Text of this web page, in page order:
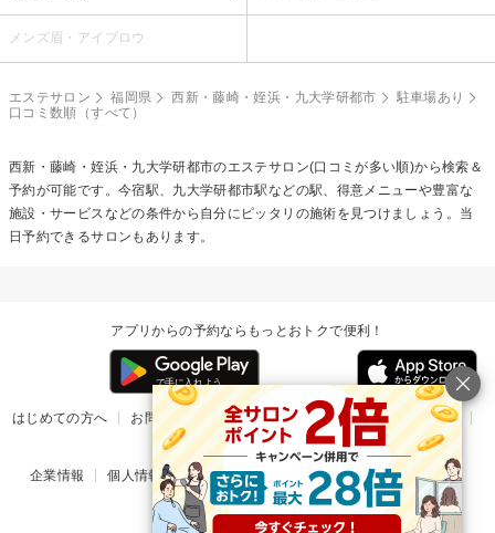
メンズ眉・アイブロウ
エステサロン 福岡県 西新・藤崎・姪浜・九大学研都市
駐車場あり
口コミ数順（すべて）
西新・藤崎・姪浜・九大学研都市のエステサロン(口コミが多い順)から検索＆
予約が可能です。今宿駅、九大学研都市駅などの駅、得意メニューや豊富な
施設・サービスなどの条件から自分にピッタリの施術を見つけましょう。当
日予約できるサロンもあります。
アプリからの予約ならもっとおトクで便利！
はじめての方へ お問い合わせ ヘルプ リリース情報
利用規約
掲載ご希望のサロン様
企業情報 個人情報保護方針 楽天のサービス一覧 アプリ一覧
© Rakuten Group, Inc.